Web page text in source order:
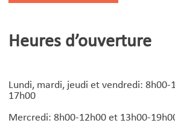
Heures d’ouverture
Lundi, mardi, jeudi et vendredi: 8h00-
17h00
Mercredi: 8h00-12h00 et 13h00-